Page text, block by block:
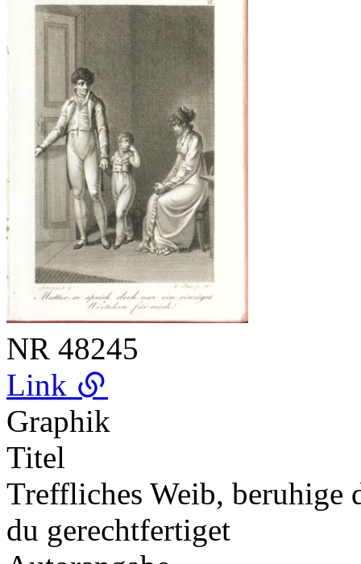
NR 48245
Link
Graphik
Titel
Treffliches Weib, beruhige
du gerechtfertiget